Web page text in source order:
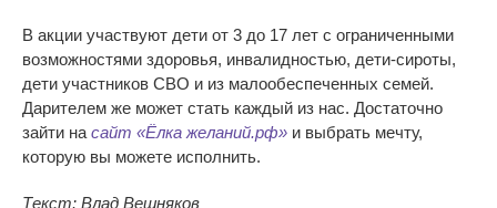
В акции участвуют дети от 3 до 17 лет с ограниченными
возможностями здоровья, инвалидностью, дети-сироты,
дети участников СВО и из малообеспеченных семей.
Дарителем же может стать каждый из нас. Достаточно
зайти на сайт «Ёлка желаний.рф» и выбрать мечту,
которую вы можете исполнить.
Текст: Влад Вешняков